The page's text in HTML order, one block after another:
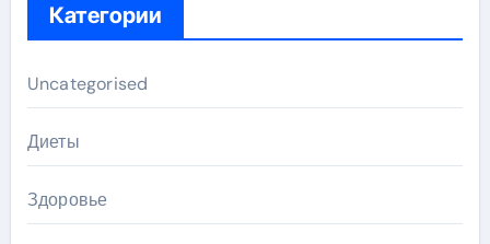
Категории
Uncategorised
Диеты
Здоровье